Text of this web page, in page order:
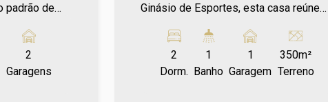
padrão de
distintos
cozinha
e
2
Garagens
Ginásio de Esportes, esta casa reúne
bem distribuídos. Conta com sala de
estar bem iluminada, cozinha planejada,
2 dormitórios com ar condicionado,
2
Dorm.
1
Banho
1
Garagem
350m²
Terreno